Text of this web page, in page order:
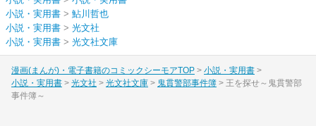
小説・実用書 > 鮎川哲也
小説・実用書 > 光文社
小説・実用書 > 光文社文庫
漫画(まんが)・電子書籍のコミックシーモアTOP
小説・実用書
小説・実用書
光文社 光文社文庫 鬼貫警部事件簿
王を探せ～鬼貫警部
事件簿～